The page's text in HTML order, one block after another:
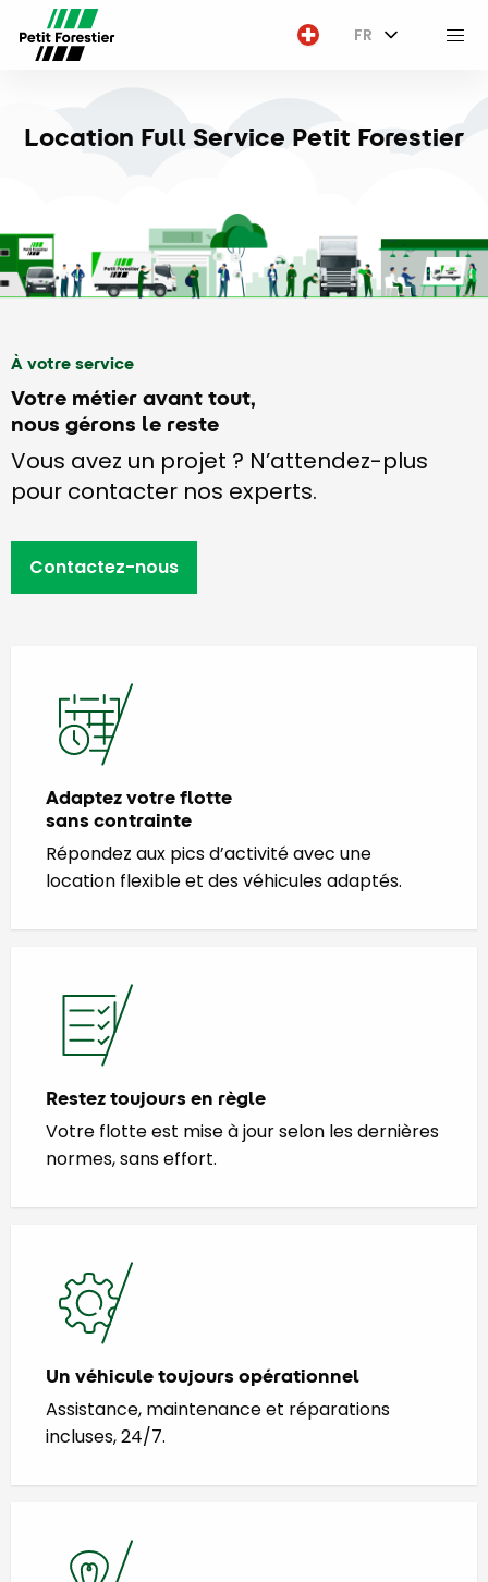
FR
Location Full Service Petit Forestier
À votre service
Votre métier avant tout,
nous gérons le reste
Vous avez un projet ? N’attendez-plus
pour contacter nos experts.
Contactez-nous
Adaptez votre flotte
sans contrainte
Répondez aux pics d’activité avec une
location flexible et des véhicules adaptés.
Restez toujours en règle
Votre flotte est mise à jour selon les dernières
normes, sans effort.
Un véhicule toujours opérationnel
Assistance, maintenance et réparations
incluses, 24/7.